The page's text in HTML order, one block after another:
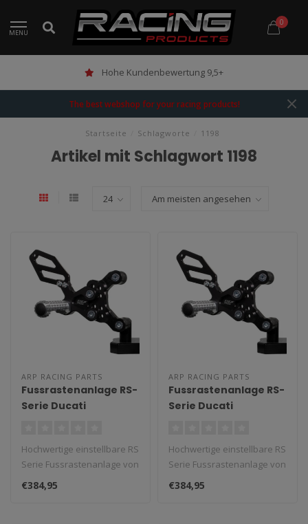
MENU
0
Hohe Kundenbewertung 9,5+
The best webshop for your racing products!
Startseite Schlagworte 1198
Artikel mit Schlagwort 1198
ARP RACING PARTS
Fussrastenanlage RS-
Serie Ducati
Hochwertige einstellbare RS
Serie Fussrastenanlage von
ARP Racing Parts. CNC gef..
€384,95
ARP RACING PARTS
Fussrastenanlage RS-
Serie Ducati
Hochwertige einstellbare RS
Serie Fussrastenanlage von
ARP Racing Parts. CNC gef..
€384,95